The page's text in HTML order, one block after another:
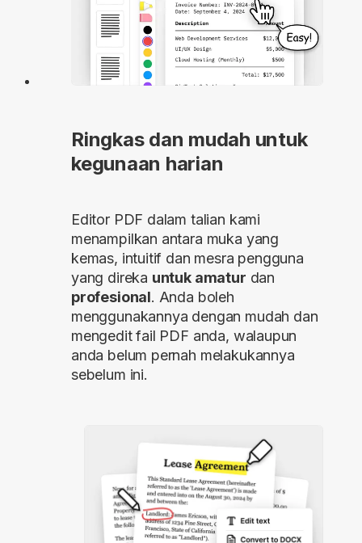
Ringkas dan mudah untuk
kegunaan harian
Editor PDF dalam talian kami
menampilkan antara muka yang
kemas, intuitif dan mesra pengguna
yang direka untuk amatur dan
profesional. Anda boleh
menggunakannya dengan mudah dan
mengedit fail PDF anda, walaupun
anda belum pernah melakukannya
sebelum ini.